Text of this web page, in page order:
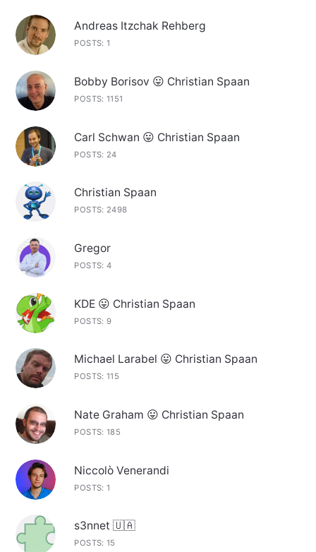
Andreas Itzchak Rehberg
POSTS: 1
Bobby Borisov 😛 Christian Spaan
POSTS: 1151
Carl Schwan 😛 Christian Spaan
POSTS: 24
Christian Spaan
POSTS: 2498
Gregor
POSTS: 4
KDE 😛 Christian Spaan
POSTS: 9
Michael Larabel 😛 Christian Spaan
POSTS: 115
Nate Graham 😛 Christian Spaan
POSTS: 185
Niccolò Venerandi
POSTS: 1
s3nnet 🇺🇦
POSTS: 15